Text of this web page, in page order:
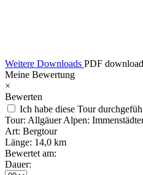
Weitere Downloads PDF
Meine Bewertung
×
Bewerten
Ich habe diese Tour
Tour: Allgäuer Alpen:
Art: Bergtour
Länge: 14,0 km
Bewertet am:
Dauer: